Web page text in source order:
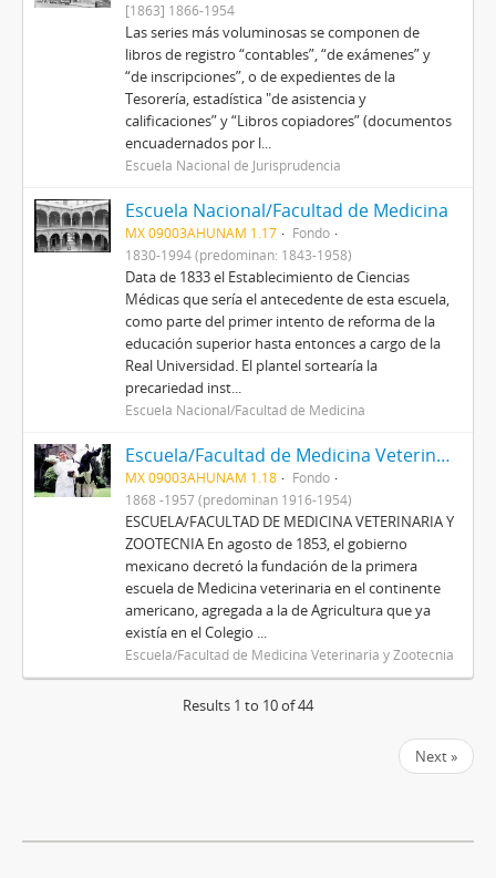
[1863] 1866-1954
Las series más voluminosas se componen de
libros de registro “contables”, “de exámenes” y
“de inscripciones”, o de expedientes de la
Tesorería, estadística "de asistencia y
calificaciones” y “Libros copiadores” (documentos
encuadernados por l...
Escuela Nacional de Jurisprudencia
Escuela Nacional/Facultad de Medicina
MX 09003AHUNAM 1.17
Fondo
1830-1994 (predominan: 1843-1958)
Data de 1833 el Establecimiento de Ciencias
Médicas que sería el antecedente de esta escuela,
como parte del primer intento de reforma de la
educación superior hasta entonces a cargo de la
Real Universidad. El plantel sortearía la
precariedad inst...
Escuela Nacional/Facultad de Medicina
Escuela/Facultad de Medicina Veterinaria y Zootecnia
MX 09003AHUNAM 1.18
Fondo
1868 -1957 (predominan 1916-1954)
ESCUELA/FACULTAD DE MEDICINA VETERINARIA Y
ZOOTECNIA En agosto de 1853, el gobierno
mexicano decretó la fundación de la primera
escuela de Medicina veterinaria en el continente
americano, agregada a la de Agricultura que ya
existía en el Colegio ...
Escuela/Facultad de Medicina Veterinaria y Zootecnia
Results 1 to 10 of 44
Next »